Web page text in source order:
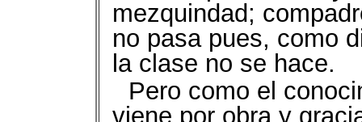
mezquindad;
no pasa pues, como
la clase no se hace.
Pero como el
viene por obra y